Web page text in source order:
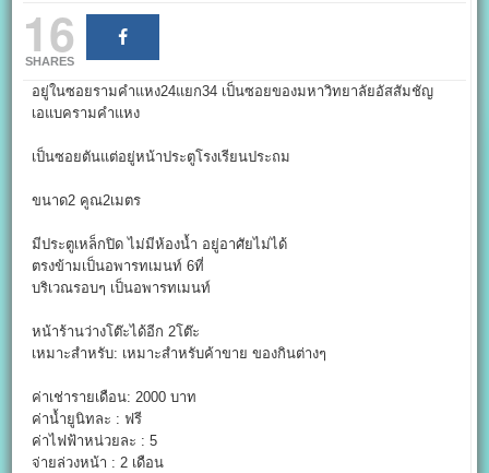
16
SHARES
อยู่ในซอยรามคำแหง24แยก34 เป็นซอยของมหาวิทยาลัยอัสสัมชัญ
เอแบครามคำแหง
เป็นซอยตันแต่อยู่หน้าประตูโรงเรียนประถม
ขนาด2 คูณ2เมตร
มีประตูเหล็กปิด ไม่มีห้องน้ำ อยู่อาศัยไม่ได้
ตรงข้ามเป็นอพารทเมนท์ 6ที่
บริเวณรอบๆ เป็นอพารทเมนท์
หน้าร้านว่างโต๊ะได้อีก 2โต๊ะ
เหมาะสำหรับ: เหมาะสำหรับค้าขาย ของกินต่างๆ
ค่าเช่ารายเดือน: 2000 บาท
ค่าน้ำยูนิทละ : ฟรี
ค่าไฟฟ้าหน่วยละ : 5
จ่ายล่วงหน้า : 2 เดือน